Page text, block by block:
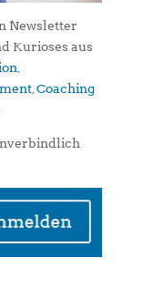
Newsletter
Kurioses aus
, Coaching